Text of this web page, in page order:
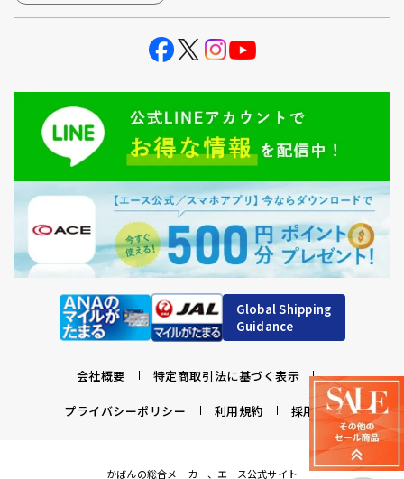
Global Shipping
Guidance
会社概要 特定商取引法に基づく表示
プライバシーポリシー 利用規約 採用情報
かばんの総合メーカー、エース公式サイト